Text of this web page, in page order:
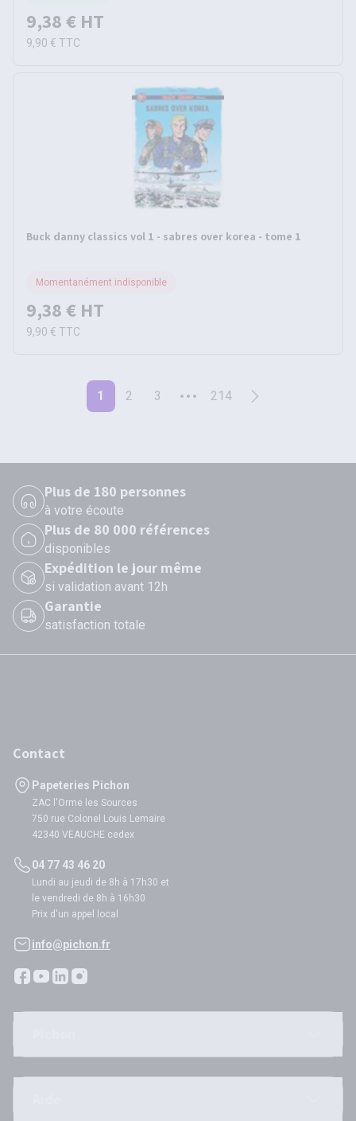
9,38 € HT
9,90 € TTC
Buck danny classics vol 1 - sabres over korea - tome 1
Momentanément indisponible
9,38 € HT
9,90 € TTC
1 2 3 214
Plus de 180 personnes
à votre écoute
Plus de 80 000 références
disponibles
Expédition le jour même
si validation avant 12h
Garantie
satisfaction totale
Contact
Papeteries Pichon
ZAC l'Orme les Sources
750 rue Colonel Louis Lemaire
42340 VEAUCHE cedex
04 77 43 46 20
Lundi au jeudi de 8h à 17h30 et
le vendredi de 8h à 16h30
Prix d'un appel local
info@pichon.fr